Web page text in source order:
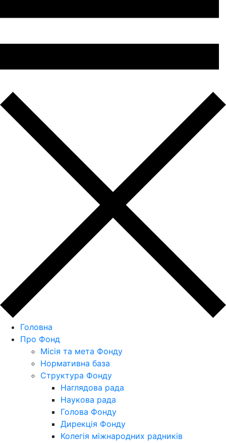
Головна
Про Фонд
Місія та мета Фонду
Нормативна база
Структура Фонду
Наглядова рада
Наукова рада
Голова Фонду
Дирекція Фонду
Колегія міжнародних радників